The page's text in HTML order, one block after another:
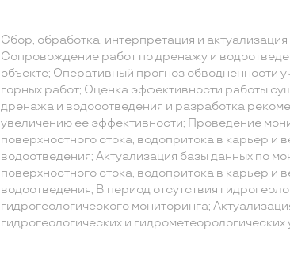
Сбор, обработка, интерпретация и
Сопровождение работ по дренажу и
объекте; Оперативный прогноз обводненности
горных работ; Оценка эффективности работы
дренажа и водооотведения и разработка
увеличению ее эффективности; Проведение
поверхностного стока, водопритока в карьер и
водоотведения; Актуализация базы данных по
поверхностного стока, водопритока в карьер и
водоотведения; В период отсутствия
гидрогеологического мониторинга;
гидрогеологических и гидрометеорологических